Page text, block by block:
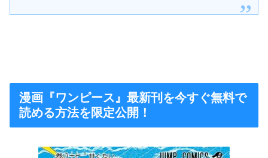
漫画『ワンピース』最新刊を今すぐ無料で
読める方法を限定公開！